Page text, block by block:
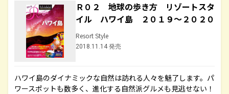
Ｒ０２ 地球の歩き方 リゾートスタ
イル ハワイ島 ２０１９～２０２０
Resort Style
2018.11.14 発売
ハワイ島のダイナミックな自然は訪れる人々を魅了します。パ
ワースポットも数多く、進化する自然派グルメも見逃せない！